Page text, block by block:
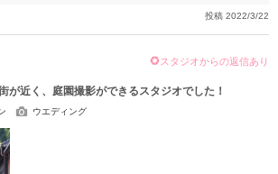
メリットだと思います。ロケーション撮影は、ひが
安もありましたが、紅葉しているポイントを探して
ーションで写真を撮ることができました。
投稿 2022/3/22
スタジオからの返信あり
が近く、庭園撮影ができるスタジオでした！
ウエディング